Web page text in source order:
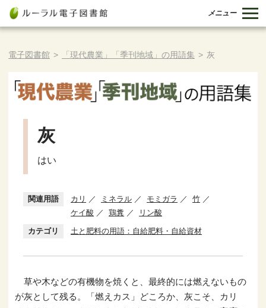
メニュー
電子図書館 > 「現代農業」「季刊地域」の用語集 > 灰
灰
はい
関連用語 カリ ミネラル モミガラ
竹
ケイ酸
鶏糞 リン酸
カテゴリ 土と肥料の用語：自給肥料・自給資材
草や木などの有機物を焼くと、最終的には燃えないもの
が灰として残る。「燃えカス」どころか、灰こそ、カリ